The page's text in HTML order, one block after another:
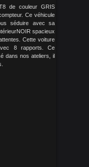
de couleur GRIS
Ce véhicule
séduire avec sa
spacieux
Cette voiture
8 rapports. Ce
dans nos ateliers, il